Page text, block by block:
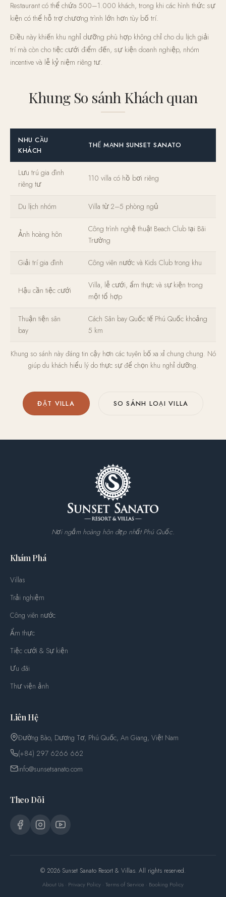
Restaurant có thể chứa 500–1.000 khách, trong khi các hình thức sự
kiện có thể hỗ trợ chương trình lớn hơn tùy bố trí.
Điều này khiến khu nghỉ dưỡng phù hợp không chỉ cho du lịch giải
trí mà còn cho tiệc cưới điểm đến, sự kiện doanh nghiệp, nhóm
incentive và lễ kỷ niệm riêng tư.
Khung So sánh Khách quan
NHU CẦU
KHÁCH
THẾ MẠNH SUNSET SANATO
Lưu trú gia đình
riêng tư
110 villa có hồ bơi riêng
Du lịch nhóm Villa từ 2–5 phòng ngủ
Ảnh hoàng hôn
Công trình nghệ thuật Beach Club tại Bãi
Trường
Giải trí gia đình Công viên nước và Kids Club trong khu
Hậu cần tiệc cưới
Villa, lễ cưới, ẩm thực và sự kiện trong
một tổ hợp
Thuận tiện sân
bay
Cách Sân bay Quốc tế Phú Quốc khoảng
5 km
Khung so sánh này đáng tin cậy hơn các tuyên bố xa xỉ chung chung. Nó
giúp du khách hiểu lý do thực sự để chọn khu nghỉ dưỡng.
ĐẶT VILLA SO SÁNH LOẠI VILLA
Nơi ngắm hoàng hôn đẹp nhất Phú Quốc.
Khám Phá
Villas
Trải nghiệm
Công viên nước
Ẩm thực
Tiệc cưới & Sự kiện
Ưu đãi
Thư viện ảnh
Liên Hệ
Đường Bào, Dương Tơ, Phú Quốc, An Giang, Việt Nam
(+84) 297 6266 662
info@sunsetsanato.com
Theo Dõi
© 2026 Sunset Sanato Resort & Villas. All rights reserved.
About Us · Privacy Policy · Terms of Service · Booking Policy